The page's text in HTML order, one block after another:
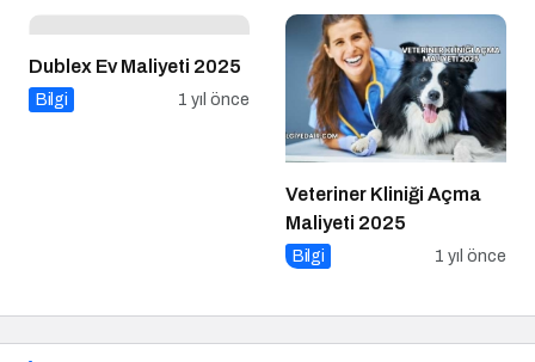
Dublex Ev Maliyeti 2025
Bilgi 1 yıl önce
Veteriner Kliniği Açma
Maliyeti 2025
Bilgi 1 yıl önce